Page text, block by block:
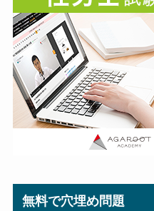
無料で穴埋め問題